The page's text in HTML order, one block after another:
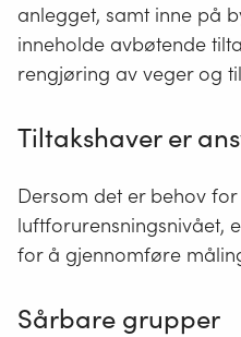
anlegget, samt inne på
inneholde avbøtende
rengjøring av veger og
Tiltakshaver er
Dersom det er behov
luftforurensningsnivået,
for å gjennomføre
Sårbare grupper